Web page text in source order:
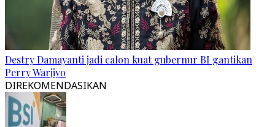
Destry Damayanti jadi calon kuat gubernur BI gantikan
Perry Warjiyo
DIREKOMENDASIKAN